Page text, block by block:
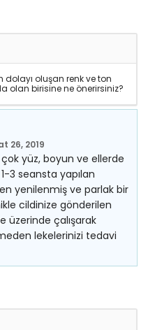
oluşan renk ve ton
olan birisine ne önerirsiniz?
26, 2019
yüz, boyun ve ellerde
3 seansta yapılan
yenilenmiş ve parlak bir
cildinize gönderilen
üzerinde çalışarak
lekelerinizi tedavi